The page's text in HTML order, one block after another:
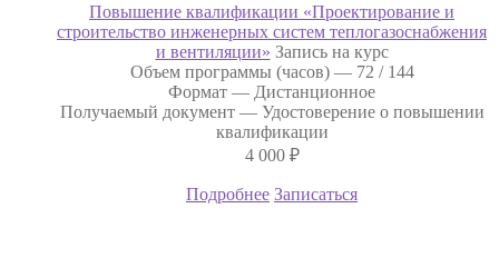
Повышение квалификации «Проектирование и
строительство инженерных систем теплогазоснабжения
и вентиляции» Запись на курс
Объем программы (часов) — 72 / 144
Формат — Дистанционное
Получаемый документ — Удостоверение о повышении
квалификации
4 000 ₽
Подробнее Записаться